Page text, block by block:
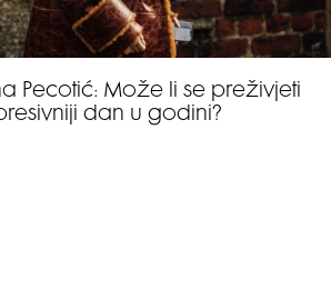
Pecotić: Može li se preživjeti
dan u godini?